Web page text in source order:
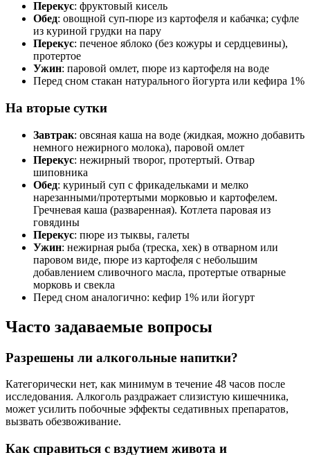
Перекус: фруктовый кисель
Обед: овощной суп-пюре из картофеля и кабачка; суфле
из куриной грудки на пару
Перекус: печеное яблоко (без кожуры и сердцевины),
протертое
Ужин: паровой омлет, пюре из картофеля на воде
Перед сном стакан натурального йогурта или кефира 1%
На вторые сутки
Завтрак: овсяная каша на воде (жидкая, можно добавить
немного нежирного молока), паровой омлет
Перекус: нежирный творог, протертый. Отвар
шиповника
Обед: куриный суп с фрикадельками и мелко
нарезанными/протертыми морковью и картофелем.
Гречневая каша (разваренная). Котлета паровая из
говядины
Перекус: пюре из тыквы, галеты
Ужин: нежирная рыба (треска, хек) в отварном или
паровом виде, пюре из картофеля с небольшим
добавлением сливочного масла, протертые отварные
морковь и свекла
Перед сном аналогично: кефир 1% или йогурт
Часто задаваемые вопросы
Разрешены ли алкогольные напитки?
Категорически нет, как минимум в течение 48 часов после
исследования. Алкоголь раздражает слизистую кишечника,
может усилить побочные эффекты седативных препаратов,
вызвать обезвоживание.
Как справиться с вздутием живота и